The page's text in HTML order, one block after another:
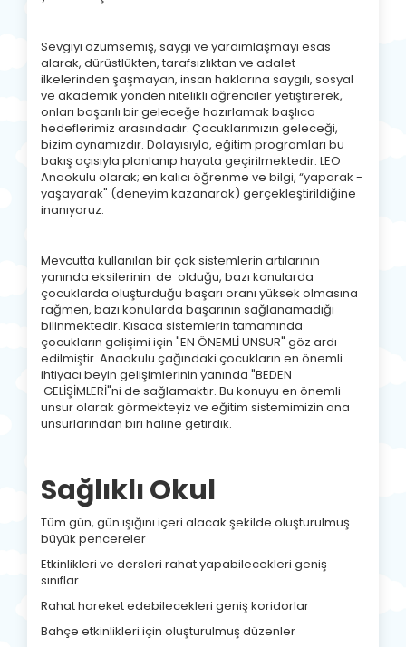
Sevgiyi özümsemiş, saygı ve yardımlaşmayı esas
alarak, dürüstlükten, tarafsızlıktan ve adalet
ilkelerinden şaşmayan, insan haklarına saygılı, sosyal
ve akademik yönden nitelikli öğrenciler yetiştirerek,
onları başarılı bir geleceğe hazırlamak başlıca
hedeflerimiz arasındadır. Çocuklarımızın geleceği,
bizim aynamızdır. Dolayısıyla, eğitim programları bu
bakış açısıyla planlanıp hayata geçirilmektedir. LEO
Anaokulu olarak; en kalıcı öğrenme ve bilgi, “yaparak -
yaşayarak" (deneyim kazanarak) gerçekleştirildiğine
inanıyoruz.
Mevcutta kullanılan bir çok sistemlerin artılarının
yanında eksilerinin de olduğu, bazı konularda
çocuklarda oluşturduğu başarı oranı yüksek olmasına
rağmen, bazı konularda başarının sağlanamadığı
bilinmektedir. ​Kısaca sistemlerin tamamında
çocukların gelişimi için "EN ÖNEMLİ UNSUR" göz ardı
edilmiştir. Anaokulu çağındaki çocukların en önemli
ihtiyacı beyin gelişimlerinin yanında "BEDEN
GELİŞİMLERİ"ni de sağlamaktır. Bu konuyu en önemli
unsur olarak görmekteyiz ve eğitim sistemimizin ana
unsurlarından biri haline getirdik.
Sağlıklı Okul
Tüm gün, gün ışığını içeri alacak şekilde oluşturulmuş
büyük pencereler
Etkinlikleri ve dersleri rahat yapabilecekleri geniş
sınıflar
Rahat hareket edebilecekleri geniş koridorlar
Bahçe etkinlikleri için oluşturulmuş düzenler